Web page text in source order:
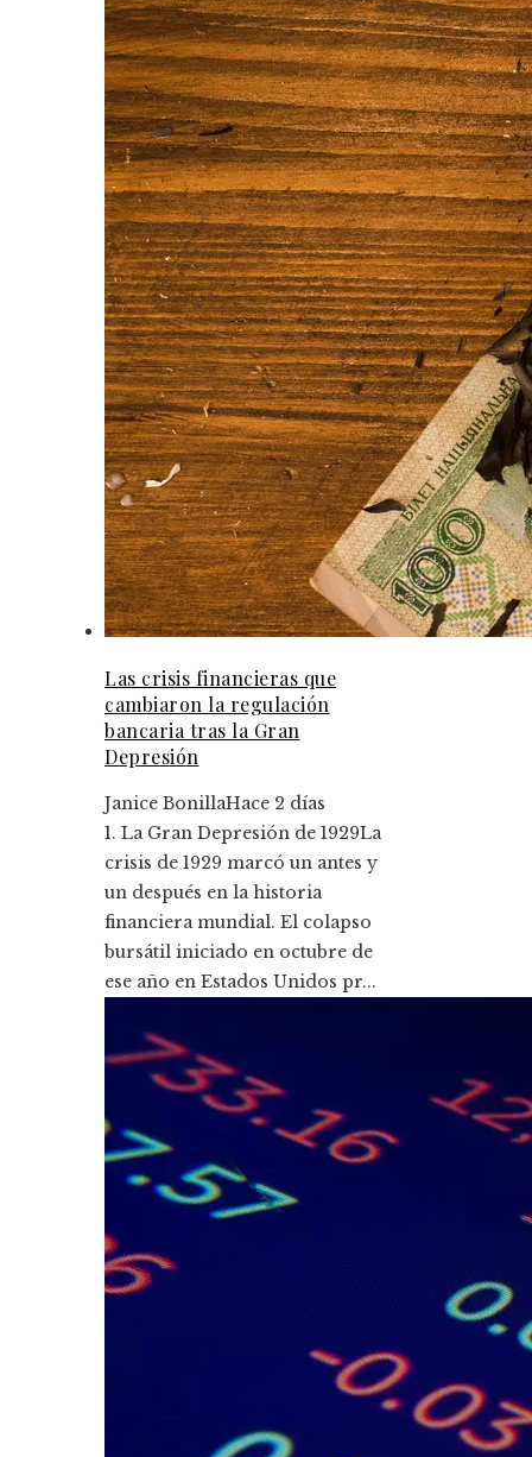
Las crisis financieras que
cambiaron la regulación
bancaria tras la Gran
Depresión
Janice BonillaHace 2 días
1. La Gran Depresión de 1929La
crisis de 1929 marcó un antes y
un después en la historia
financiera mundial. El colapso
bursátil iniciado en octubre de
ese año en Estados Unidos pr...